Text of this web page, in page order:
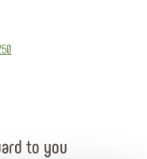
to you